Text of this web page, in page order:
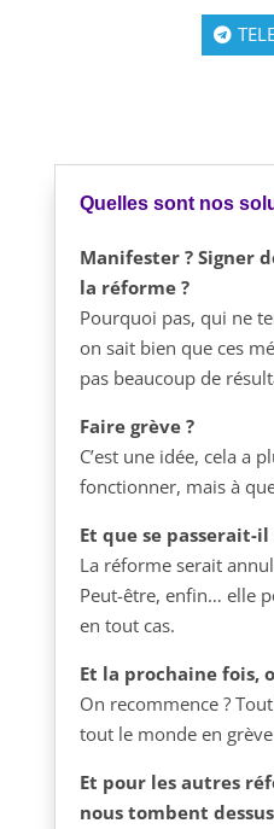
Quelles sont nos
Manifester ? Signer
la réforme ?
Pourquoi pas, qui ne
on sait bien que ces
pas beaucoup de
Faire grève ?
C’est une idée, cela a
fonctionner, mais à
Et que se passerait-
La réforme serait
Peut-être, enfin… elle
en tout cas.
Et la prochaine fois,
On recommence ?
tout le monde en grève
Et pour les autres
nous tombent